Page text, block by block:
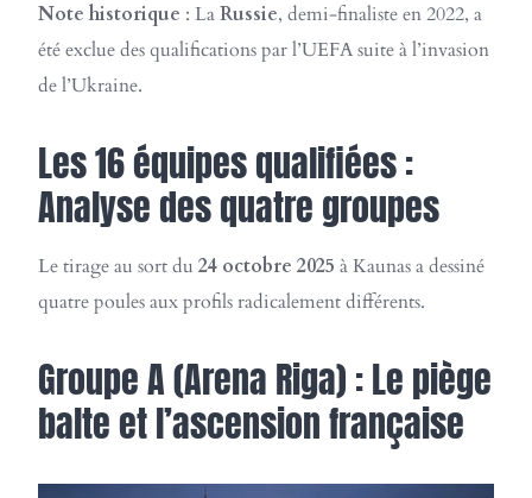
Note historique : LaRussie, demi-finaliste en 2022, a
été exclue des qualifications par l’UEFA suite à l’invasion
de l’Ukraine.
Les 16 équipes qualifiées :
Analyse des quatre groupes
Le tirage au sort du 24 octobre 2025 à Kaunas a dessiné
quatre poules aux profils radicalement différents.
Groupe A (Arena Riga) : Le piège
balte et l’ascension française